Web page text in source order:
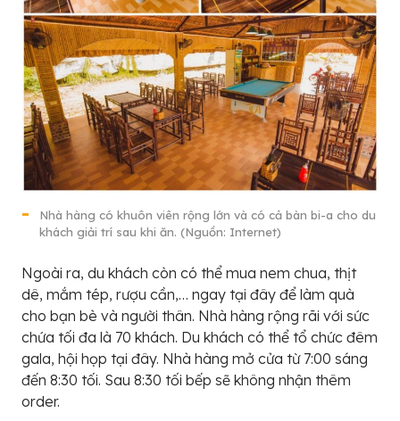
Nhà hàng có khuôn viên rộng lớn và có cả bàn bi-a cho du
khách giải trí sau khi ăn. (Nguồn: Internet)
Ngoài ra, du khách còn có thể mua nem chua, thịt
dê, mắm tép, rượu cần,… ngay tại đây để làm quà
cho bạn bè và người thân. Nhà hàng rộng rãi với sức
chứa tối đa là 70 khách. Du khách có thể tổ chức đêm
gala, hội họp tại đây. Nhà hàng mở cửa từ 7:00 sáng
đến 8:30 tối. Sau 8:30 tối bếp sẽ không nhận thêm
order.